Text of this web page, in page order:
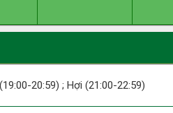
20:59) ; Hợi (21:00-22:59)